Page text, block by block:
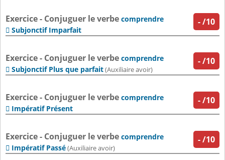
-/10
Exercice - Conjuguer le verbe comprendre
 Subjonctif Imparfait
-/10
Exercice - Conjuguer le verbe comprendre
 Subjonctif Plus que parfait(Auxiliaire avoir)
-/10
Exercice - Conjuguer le verbe comprendre
 Impératif Présent
-/10
Exercice - Conjuguer le verbe comprendre
 Impératif Passé(Auxiliaire avoir)